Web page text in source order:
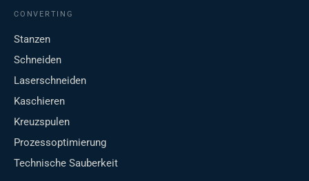
CONVERTING
Stanzen
Schneiden
Laserschneiden
Kaschieren
Kreuzspulen
Prozessoptimierung
Technische Sauberkeit